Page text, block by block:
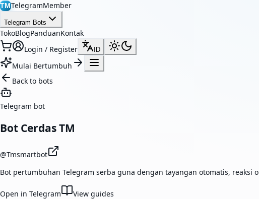
TMTelegramMember
Telegram Bots
TokoBlogPanduanKontak
Login / Register
ID
Mulai Bertumbuh
Back to bots
Telegram bot
Bot Cerdas TM
@Tmsmartbot
Bot pertumbuhan Telegram serba guna dengan tayangan otomatis,
Open in Telegram View guides